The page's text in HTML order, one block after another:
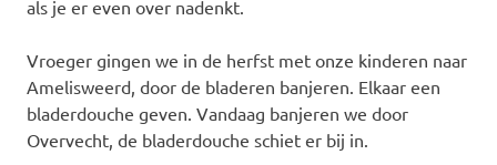
als je er even over nadenkt.
Vroeger gingen we in de herfst met onze kinderen naar
Amelisweerd, door de bladeren banjeren. Elkaar een
bladerdouche geven. Vandaag banjeren we door
Overvecht, de bladerdouche schiet er bij in.